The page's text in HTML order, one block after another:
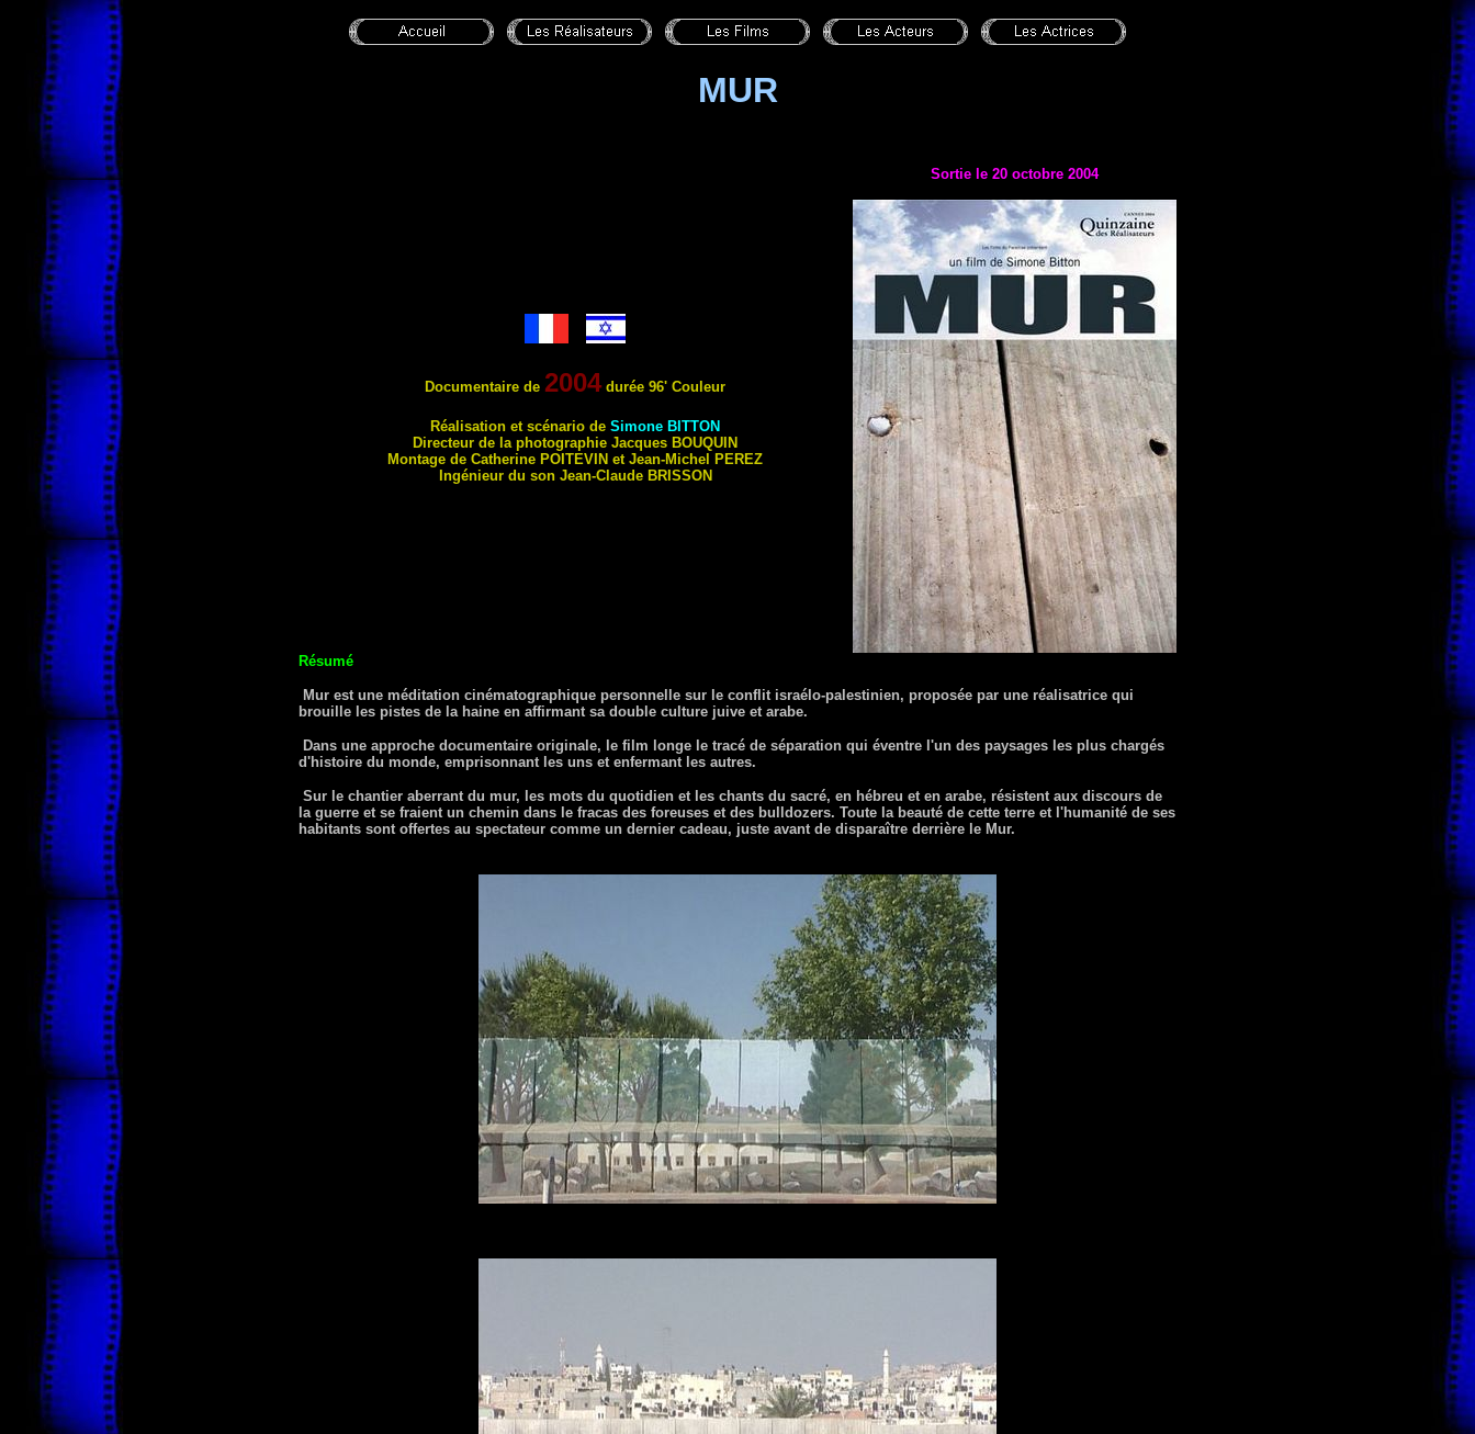
MUR
Documentaire de 2004durée 96' Couleur
Réalisation et scénario de Simone BITTON
Directeur de la photographie Jacques BOUQUIN
Montage de Catherine POITEVIN et Jean-Michel
PEREZ
Ingénieur du son Jean-Claude BRISSON
Sortie le 20 octobre 2004
Résumé
Mur est une méditation cinématographique personnelle sur le conflit israélo-palestinien, proposée par une réalisatrice qui
brouille les pistes de la haine en affirmant sa double culture juive et arabe.
Dans une approche documentaire originale, le film longe le tracé de séparation qui éventre l'un des paysages les plus chargés
d'histoire du monde, emprisonnant les uns et enfermant les autres.
Sur le chantier aberrant du mur, les mots du quotidien et les chants du sacré, en hébreu et en arabe, résistent aux discours de
la guerre et se fraient un chemin dans le fracas des foreuses et des bulldozers. Toute la beauté de cette terre et l'humanité de ses
habitants sont offertes au spectateur comme un dernier cadeau, juste avant de disparaître derrière le Mur.